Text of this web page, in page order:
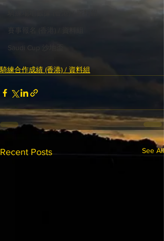
賽事報名 (香港) / 資料組
Saudi Cup 沙地盃
騎練合作成績 (香港) / 資料組
Recent Posts See All